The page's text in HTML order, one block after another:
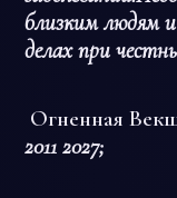
близким людям
делах при
Огненная
2011 2027;